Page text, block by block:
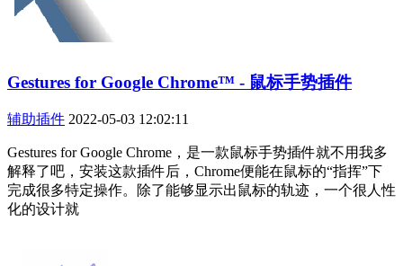
Gestures for Google Chrome™ - 鼠标手势插件
辅助插件 2022-05-03 12:02:11
Gestures for Google Chrome，是一款鼠标手势插件就不用我多
解释了吧，安装这款插件后，Chrome便能在鼠标的“指挥”下
完成很多特定操作。除了能够显示出鼠标的轨迹，一个很人性
化的设计就